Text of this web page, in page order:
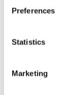
Preferences
Statistics
Marketing